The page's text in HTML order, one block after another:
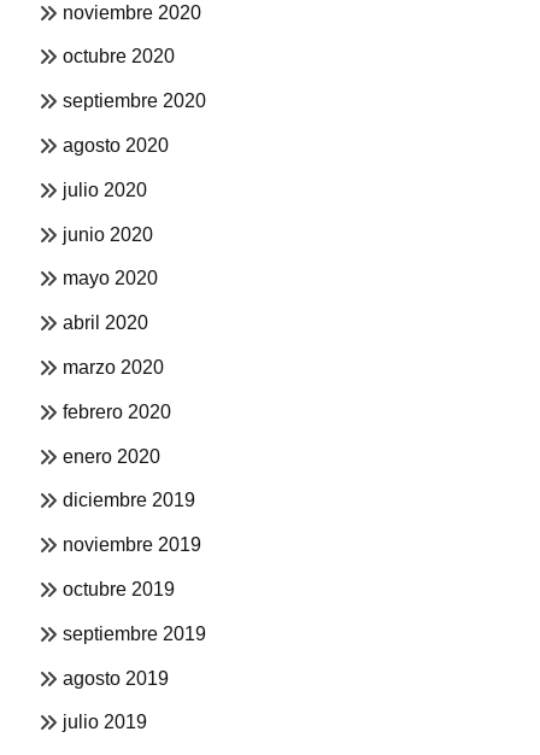
noviembre 2020
octubre 2020
septiembre 2020
agosto 2020
julio 2020
junio 2020
mayo 2020
abril 2020
marzo 2020
febrero 2020
enero 2020
diciembre 2019
noviembre 2019
octubre 2019
septiembre 2019
agosto 2019
julio 2019